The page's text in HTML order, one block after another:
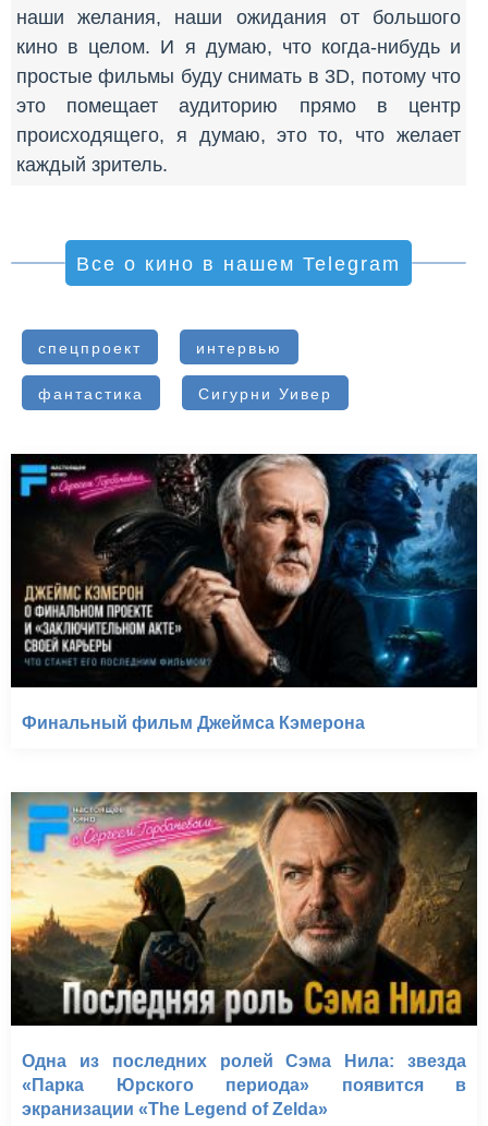
наши желания, наши ожидания от большого
кино в целом. И я думаю, что когда-нибудь и
простые фильмы буду снимать в 3D, потому что
это помещает аудиторию прямо в центр
происходящего, я думаю, это то, что желает
каждый зритель.
Все о кино в нашем Telegram
спецпроект интервью
фантастика Сигурни Уивер
Финальный фильм Джеймса Кэмерона
Одна из последних ролей Сэма Нила: звезда
«Парка Юрского периода» появится в
экранизации «The Legend of Zelda»